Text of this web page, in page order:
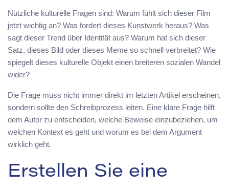
Nützliche kulturelle Fragen sind: Warum fühlt sich dieser Film
jetzt wichtig an? Was fordert dieses Kunstwerk heraus? Was
sagt dieser Trend über Identität aus? Warum hat sich dieser
Satz, dieses Bild oder dieses Meme so schnell verbreitet? Wie
spiegelt dieses kulturelle Objekt einen breiteren sozialen Wandel
wider?
Die Frage muss nicht immer direkt im letzten Artikel erscheinen,
sondern sollte den Schreibprozess leiten. Eine klare Frage hilft
dem Autor zu entscheiden, welche Beweise einzubeziehen, um
welchen Kontext es geht und worum es bei dem Argument
wirklich geht.
Erstellen Sie eine